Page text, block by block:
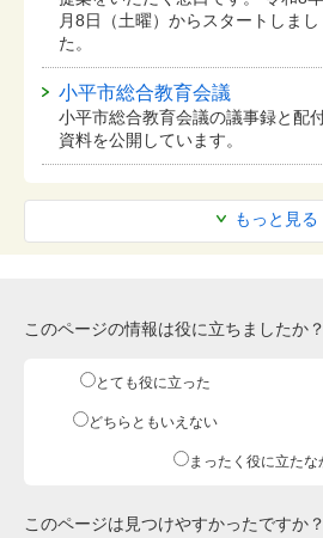
もっと見る
月8日（土曜）からスタートしまし
た。
小平市総合教育会議
小平市総合教育会議の議事録と配
資料を公開しています。
このページの情報は役に立ちましたか？
とても役に立った
どちらともいえない
まったく役に立たな
このページは見つけやすかったですか？